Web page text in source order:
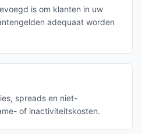
is om klanten in uw
adequaat worden
spreads en niet-
of inactiviteitskosten.